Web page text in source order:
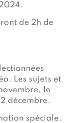
de 2h de
Les sujets et
le
décembre.
spéciale.